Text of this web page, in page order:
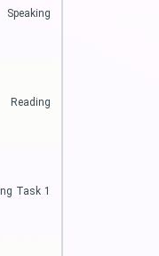
Speaking
Reading
Task 1